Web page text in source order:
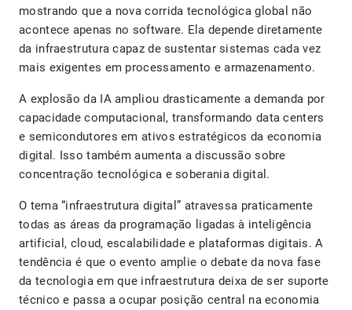
mostrando que a nova corrida tecnológica global não
acontece apenas no software. Ela depende diretamente
da infraestrutura capaz de sustentar sistemas cada vez
mais exigentes em processamento e armazenamento.
A explosão da IA ampliou drasticamente a demanda por
capacidade computacional, transformando data centers
e semicondutores em ativos estratégicos da economia
digital. Isso também aumenta a discussão sobre
concentração tecnológica e soberania digital.
O tema “infraestrutura digital” atravessa praticamente
todas as áreas da programação ligadas à inteligência
artificial, cloud, escalabilidade e plataformas digitais. A
tendência é que o evento amplie o debate da nova fase
da tecnologia em que infraestrutura deixa de ser suporte
técnico e passa a ocupar posição central na economia